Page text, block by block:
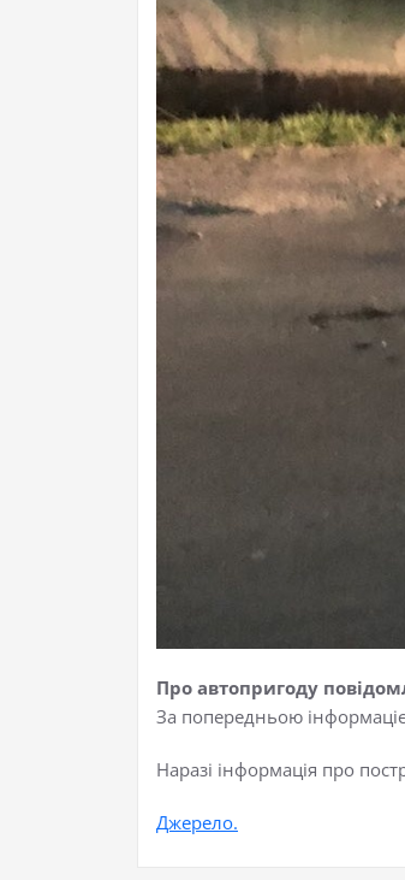
Про автопригоду
За попередньою
Наразі інформація про
Джерело.